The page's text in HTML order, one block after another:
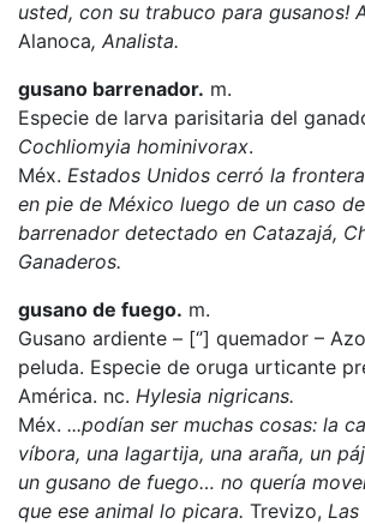
usted, con su trabuco para gusanos!
Alanoca, Analista.
gusano barrenador. m.
Especie de larva parisitaria del
Cochliomyia hominivorax.
Méx. Estados Unidos cerró la
en pie de México luego de un caso
barrenador detectado en Catazajá,
Ganaderos.
gusano de fuego. m.
Gusano ardiente – [‘’] quemador –
peluda. Especie de oruga urticante
América. nc. Hylesia nigricans.
Méx. ...podían ser muchas cosas: la
víbora, una lagartija, una araña, un
un gusano de fuego… no quería
que ese animal lo picara. Trevizo, Las